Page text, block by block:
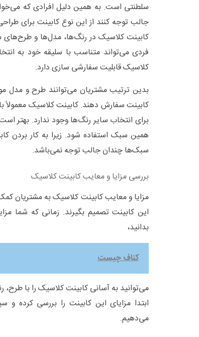
سلطنتی است. به همین دلیل افرادی که
جالب توجه کنند از این نوع کابینت برای
کابینت کلاسیک در رنگ‌ها، مدل‌ها و
فردی می‌تواند متناسب با سلیقه خود به
کلاسیک قابلیت سفارشی سازی دارد.
بدین ترتیب مشتریان می‌توانند طرح و مدل
کابینت سفارش دهند. کابینت کلاسیک معمولاً
برای انتخاب سایر رنگ‌ها وجود ندارد. بهتر
همین سبک استفاده شود. زیرا به کار بردن
سبک‌ها چندان جالب توجه نمی‌باشد.
بررسی مزایا و معایب کابینت کلاسیک
مزایا و معایب کابینت کلاسیک به مشتریان
این کابینت تصمیم بگیرند. زمانی که شما
بدانید،
کناف چیست
می‌توانید به آسانی کابینت کلاسیک را با
ابتدا مزایای این کابینت را بررسی کرده
می‌دهیم.